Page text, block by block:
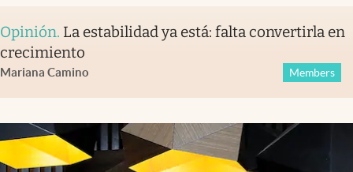
Opinión. La estabilidad ya está: falta convertirla en
crecimiento
Mariana Camino Members